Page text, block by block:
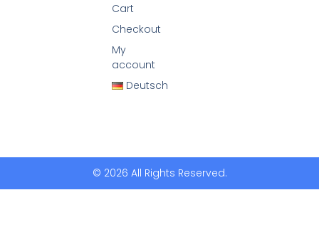
Cart
Checkout
My
account
Deutsch
© 2026 All Rights Reserved.